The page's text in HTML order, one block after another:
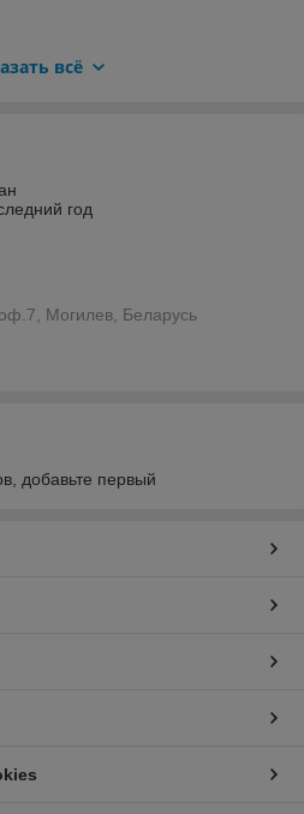
всё
год
Могилев, Беларусь
добавьте первый